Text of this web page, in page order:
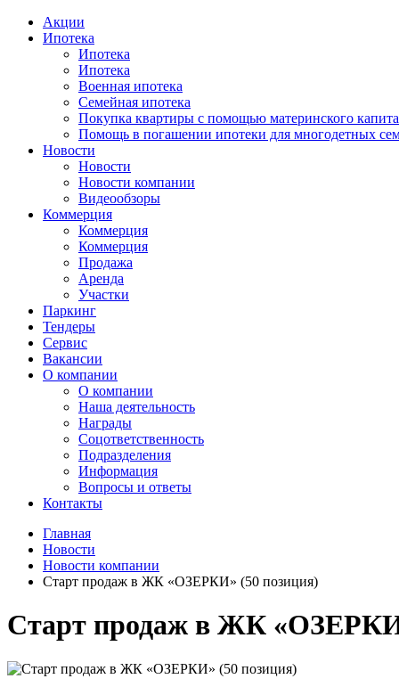
Акции
Ипотека
Ипотека
Ипотека
Военная ипотека
Семейная ипотека
Покупка квартиры с помощью материнского
Помощь в погашении ипотеки для многодетных
Новости
Новости
Новости компании
Видеообзоры
Коммерция
Коммерция
Коммерция
Продажа
Аренда
Участки
Паркинг
Тендеры
Сервис
Вакансии
О компании
О компании
Наша деятельность
Награды
Соцответственность
Подразделения
Информация
Вопросы и ответы
Контакты
Главная
Новости
Новости компании
Старт продаж в ЖК «ОЗЕРКИ» (50 позиция)
Старт продаж в ЖК